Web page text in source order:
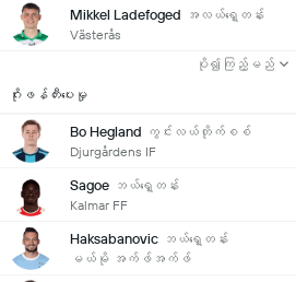
Mikkel Ladefoged
အလယ်ရှေ့တန်း
Västerås
ပို၍ကြည့်မည်
ဂိုးဖန်တီးပေးမှု
Bo Hegland ကွင်းလယ်တိုက်စစ်
Djurgårdens IF
Sagoe ဘယ်ရှေ့တန်း
Kalmar FF
Haksabanovic ဘယ်ရှေ့တန်း
မယ်မို အက်ဖ်အက်ဖ်